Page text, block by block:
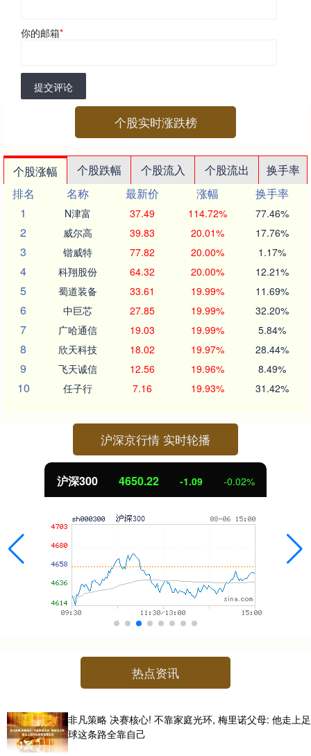
你的邮箱*
提交评论
个股实时涨跌榜
个股涨幅 个股跌幅 个股流入 个股流出
换手率
排名
名称 最新价 涨幅
换手率
1
N津富 37.49 114.72% 77.46%
2 威尔高 39.83 20.01% 17.76%
3 锴威特 77.82 20.00% 1.17%
4 科翔股份 64.32 20.00% 12.21%
5 蜀道装备 33.61 19.99% 11.69%
6 中巨芯 27.85 19.99% 32.20%
7 广哈通信 19.03 19.99% 5.84%
8 欣天科技 18.02 19.97% 28.44%
9 飞天诚信 12.56 19.96% 8.49%
10 任子行 7.16 19.93% 31.42%
沪深京行情 实时轮播
北证50 1122.88 0.00 0.00%
热点资讯
非凡策略 决赛核心! 不靠家庭光环, 梅里诺父母: 他走上足
球这条路全靠自己